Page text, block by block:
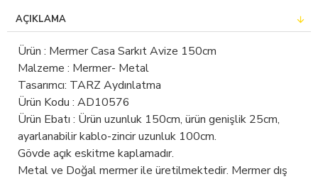
AÇIKLAMA
Ürün : Mermer Casa Sarkıt Avize 150cm
Malzeme : Mermer- Metal
Tasarımcı: TARZ Aydınlatma
Ürün Kodu : AD10576
Ürün Ebatı : Ürün uzunluk 150cm, ürün genişlik 25cm,
ayarlanabilir kablo-zincir uzunluk 100cm.
Gövde açık eskitme kaplamadır.
Metal ve Doğal mermer ile üretilmektedir. Mermer dış